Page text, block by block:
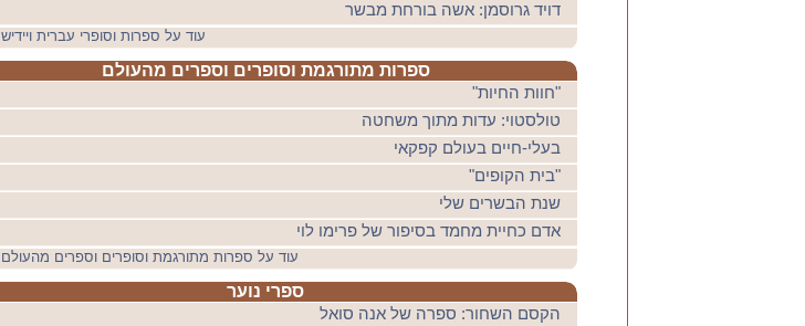
דויד גרוסמן: אשה בורחת מבשר
עוד על ספרות וסופרי עברית ויידיש
ספרות מתורגמת וסופרים וספרים מהעולם
"חוות החיות"
טולסטוי: עדות מתוך משחטה
בעלי-חיים בעולם קפקאי
"בית הקופים"
שנת הבשרים שלי
אדם כחיית מחמד בסיפור של פרימו לוי
עוד על ספרות מתורגמת וסופרים וספרים מהעולם
ספרי נוער
הקסם השחור: ספרה של אנה סואל